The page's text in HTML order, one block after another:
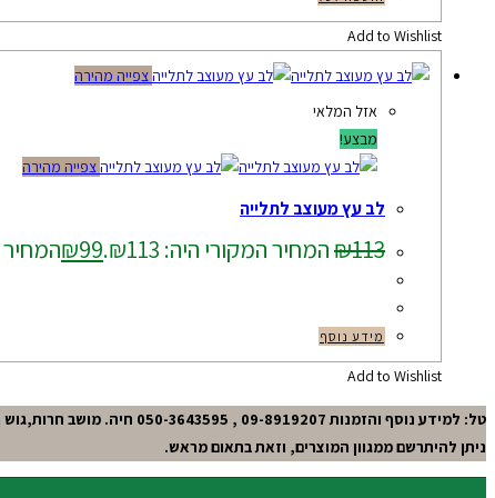
Add to Wishlist
צפייה מהירה
אזל המלאי
מבצע!
צפייה מהירה
לב עץ מעוצב לתלייה
₪113 המחיר המקורי היה: ₪113. ₪99 המחיר
מידע נוסף
Add to Wishlist
טל: למידע נוסף והזמנות 09-8919207 , 050-3643595 חיה. מושב חרות,גוש תל-מונד.
ניתן להיתרשם ממגוון המוצרים, וזאת בתאום מראש.